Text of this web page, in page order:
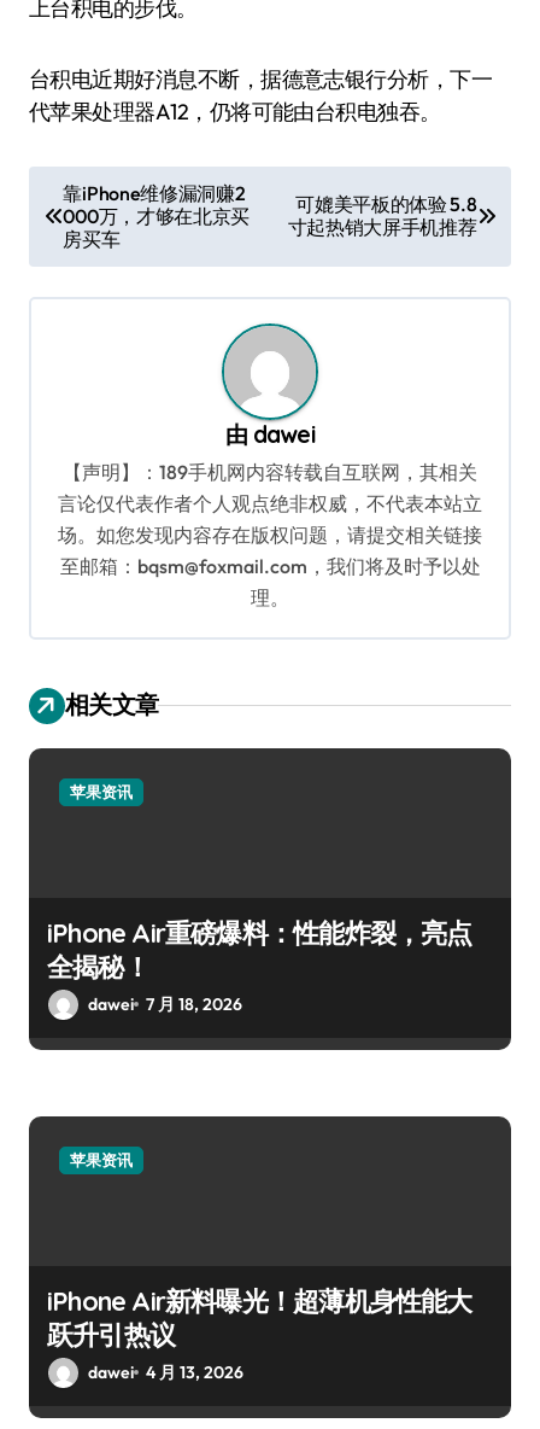
上台积电的步伐。
台积电近期好消息不断，据德意志银行分析，下一
代苹果处理器A12，仍将可能由台积电独吞。
章
导
航
靠iPhone维修漏洞赚2
000万，才够在北京买
房买车
可媲美平板的体验 5.8
寸起热销大屏手机推荐
由 dawei
【声明】：189手机网内容转载自互联网，其相关
言论仅代表作者个人观点绝非权威，不代表本站立
场。如您发现内容存在版权问题，请提交相关链接
至邮箱：bqsm@foxmail.com，我们将及时予以处
理。
相关文章
苹果资讯
iPhone Air重磅爆料：性能炸裂，亮点
全揭秘！
dawei 7 月 18, 2026
苹果资讯
iPhone Air新料曝光！超薄机身性能大
跃升引热议
dawei 4 月 13, 2026